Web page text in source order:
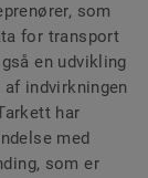
som
for transport
en udvikling
indvirkningen
har
med
som er